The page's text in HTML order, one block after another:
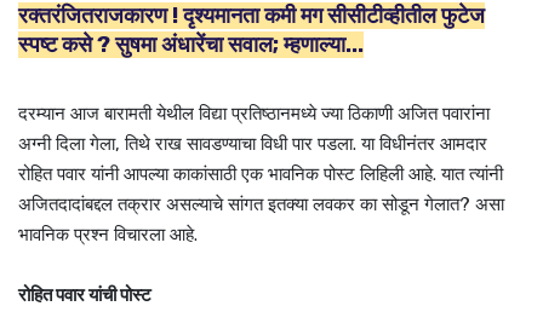
रक्तरंजितराजकारण ! दृश्यमानता कमी मग सीसीटीव्हीतील फुटेज
स्पष्ट कसे ? सुषमा अंधारेंचा सवाल; म्हणाल्या...
दरम्यान आज बारामती येथील विद्या प्रतिष्ठानमध्ये ज्या ठिकाणी अजित पवारांना
अग्नी दिला गेला, तिथे राख सावडण्याचा विधी पार पडला. या विधीनंतर आमदार
रोहित पवार यांनी आपल्या काकांसाठी एक भावनिक पोस्ट लिहिली आहे. यात त्यांनी
अजितदादांबद्दल तक्रार असल्याचे सांगत इतक्या लवकर का सोडून गेलात? असा
भावनिक प्रश्न विचारला आहे.
रोहित पवार यांची पोस्ट